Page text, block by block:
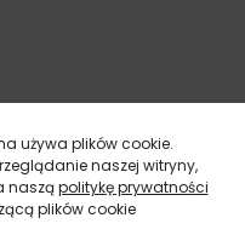
lub email.
używa plików cookie.
naszej witryny,
nasząpolitykę prywatności
plików cookie